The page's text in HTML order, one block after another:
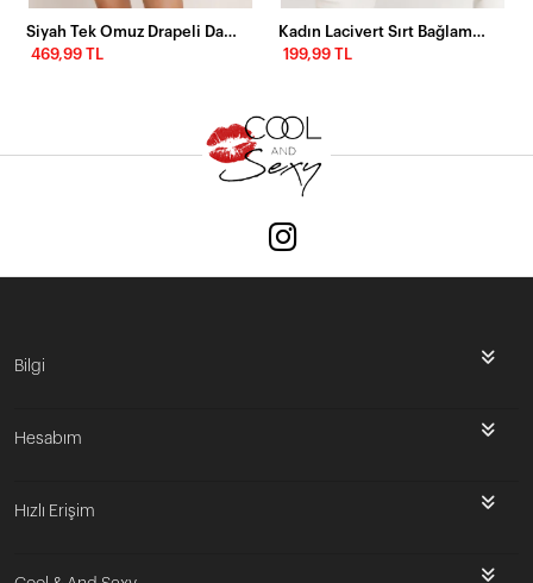
469,99 TL
199,99 TL
Bilgi
Hesabım
Hızlı Erişim